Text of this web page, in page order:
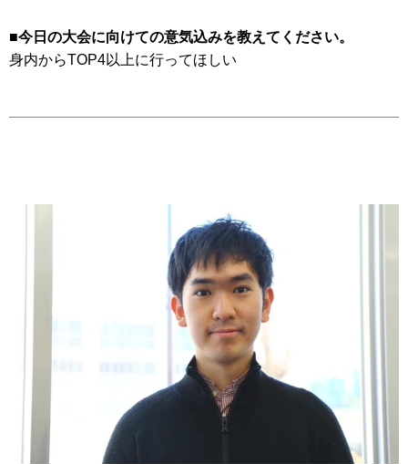
■今日の大会に向けての意気込みを教えてください。
身内からTOP4以上に行ってほしい